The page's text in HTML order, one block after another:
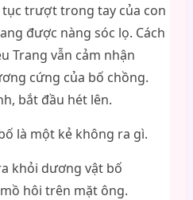
trượt trong tay của con
được nàng sóc lọ. Cách
Trang vẫn cảm nhận
cứng của bố chồng.
bắt đầu hét lên.
là một kẻ không ra gì.
khỏi dương vật bố
hôi trên mặt ông.